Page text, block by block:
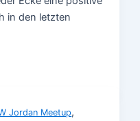
in den letzten
Jordan Meetup,